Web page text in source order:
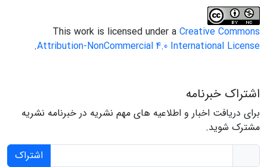
This work is licensed under a Creative Commons
Attribution-NonCommercial 4.0 International License
.
اشتراک خبرنامه
برای دریافت اخبار و اطلاعیه های مهم نشریه در خبرنامه نشریه
مشترک شوید.
اشتراک